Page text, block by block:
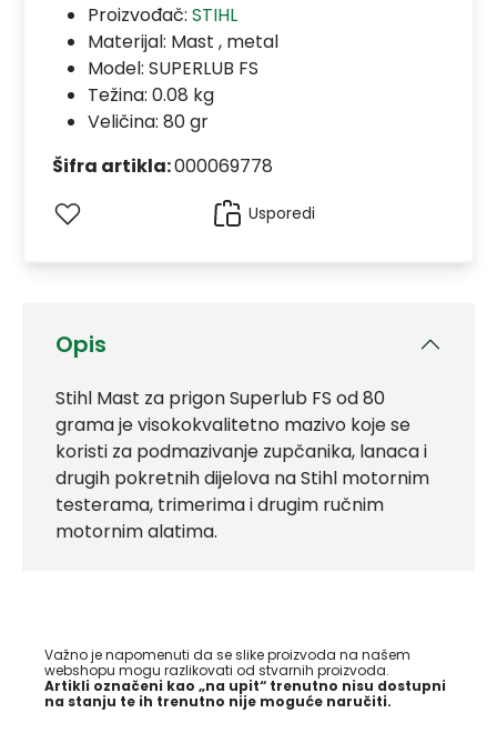
Opis
Stihl Mast za prigon Superlub FS od 80
grama je visokokvalitetno mazivo koje se
koristi za podmazivanje zupčanika, lanaca i
drugih pokretnih dijelova na Stihl motornim
testerama, trimerima i drugim ručnim
motornim alatima.
Važno je napomenuti da se slike proizvoda na našem
webshopu mogu razlikovati od stvarnih proizvoda.
Artikli označeni kao „na upit“ trenutno nisu dostupni
na stanju te ih trenutno nije moguće naručiti.
Proizvođač: STIHL
Materijal: Mast , metal
Model: SUPERLUB FS
Težina: 0.08 kg
Veličina: 80 gr
Šifra artikla:000069778
Usporedi